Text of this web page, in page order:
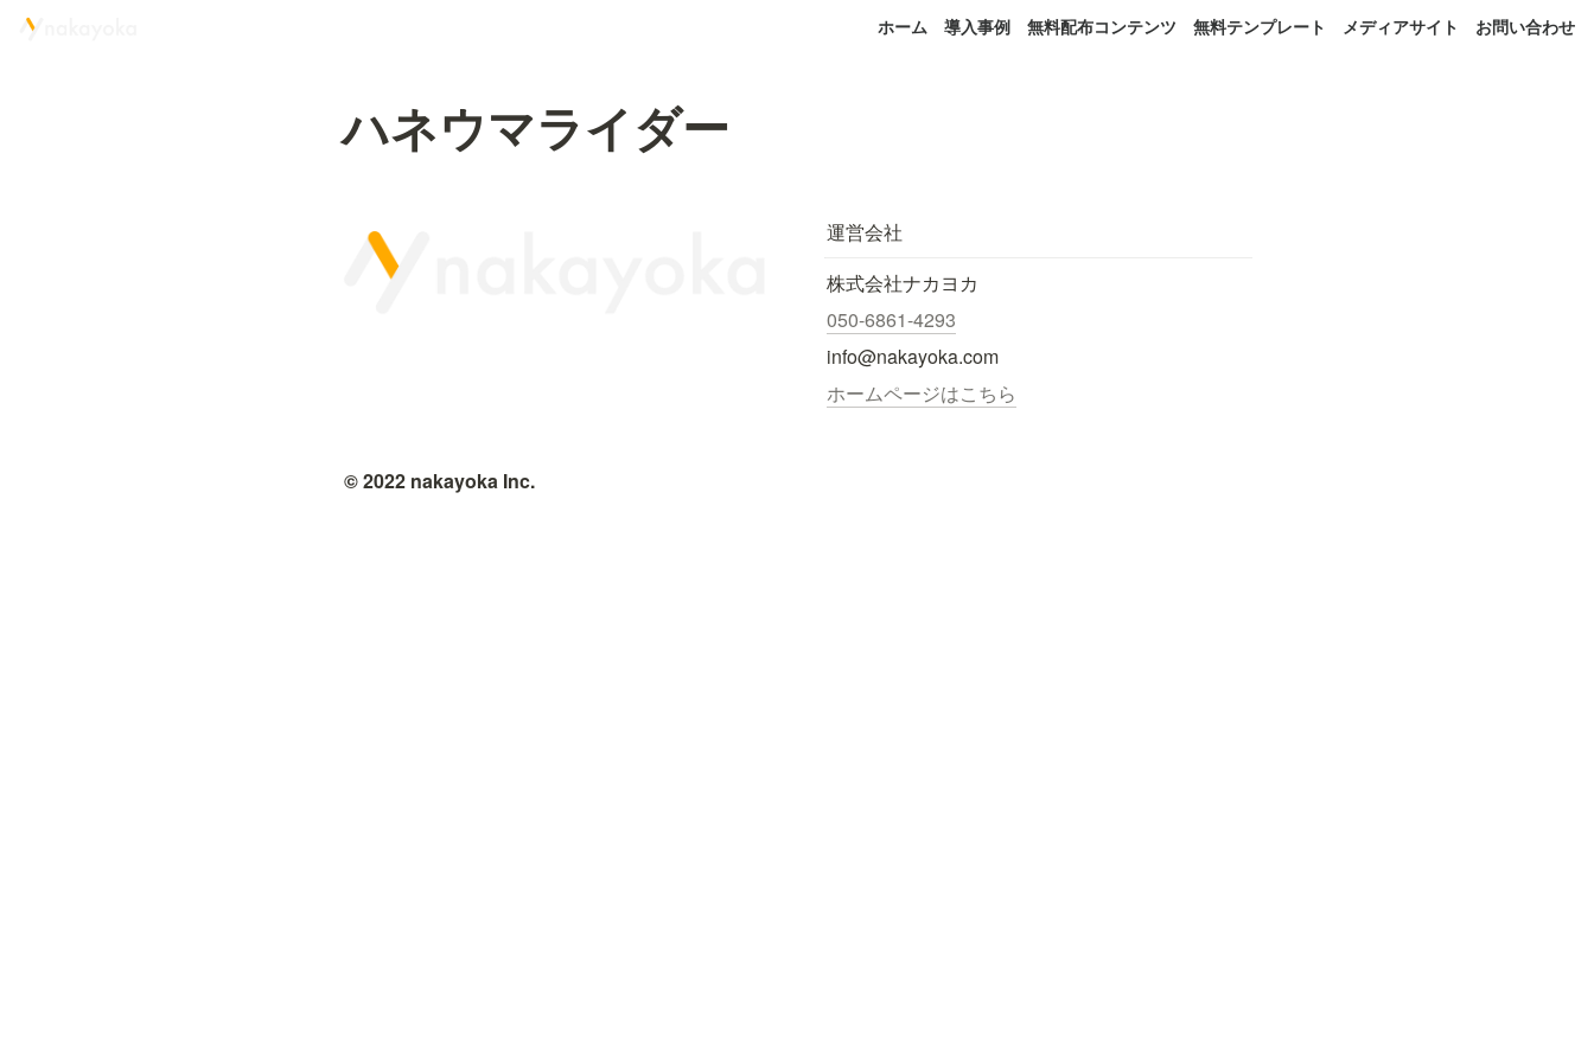
ホーム 導入事例 無料配布コンテンツ 無料テンプレート メディアサイト お問い合わせ
ハネウマライダー
運営会社
株式会社ナカヨカ
050-6861-4293
info@nakayoka.com
ホームページはこちら
© 2022 nakayoka Inc.